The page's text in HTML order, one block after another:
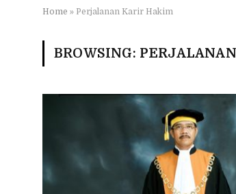
Home » Perjalanan Karir Hakim
BROWSING: